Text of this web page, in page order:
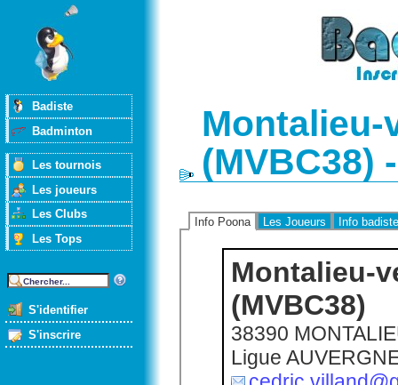
Badiste
Badminton
Les tournois
Les joueurs
Les Clubs
Les Tops
S'identifier
S'inscrire
(MVBC38)
Info Poona Les Joueurs Info
Montalieu-
(MVBC38)
38390
Ligue